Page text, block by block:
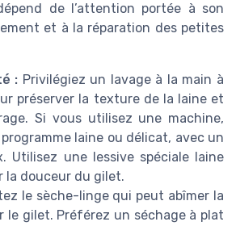
de l’attention portée à son
et à la réparation des petites
: Privilégiez un lavage à la main à
préserver la texture de la laine et
Si vous utilisez une machine,
laine ou délicat, avec un
Utilisez une lessive spéciale laine
la douceur du gilet.
le sèche-linge qui peut abîmer la
le gilet. Préférez un séchage à plat